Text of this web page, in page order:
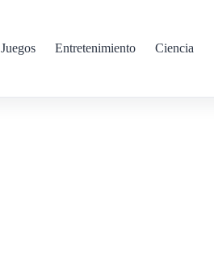
Juegos Entretenimiento Ciencia